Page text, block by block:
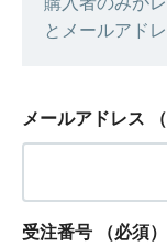
とメールアド
メールアドレス
受注番号 （必須）